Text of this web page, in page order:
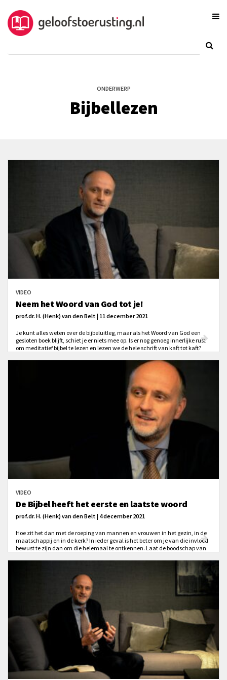
ONDERWERP
Bijbellezen
VIDEO
Neem het Woord van God tot je!
prof.dr. H. (Henk) van den Belt | 11 december 2021
Je kunt alles weten over de bijbeluitleg, maar als het Woord van God een
gesloten boek blijft, schiet je er niets mee op. Is er nog genoeg innerlijke rust
om meditatief bijbel te lezen en lezen we de hele schrift van kaft tot kaft?
VIDEO
De Bijbel heeft het eerste en laatste woord
prof.dr. H. (Henk) van den Belt | 4 december 2021
Hoe zit het dan met de roeping van mannen en vrouwen in het gezin, in de
maatschappij en in de kerk? In ieder geval is het beter om je van die invloed
bewust te zijn dan om die helemaal te ontkennen. Laat de boodschap van